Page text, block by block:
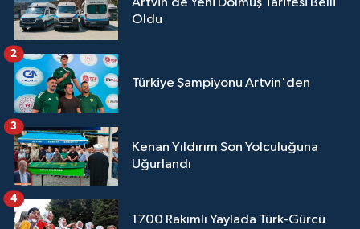
Oldu
Türkiye Şampiyonu Artvin'den
2
Kenan Yıldırım Son Yolculuğuna
Uğurlandı
3
1700 Rakımlı Yaylada Türk-Gürcü
4